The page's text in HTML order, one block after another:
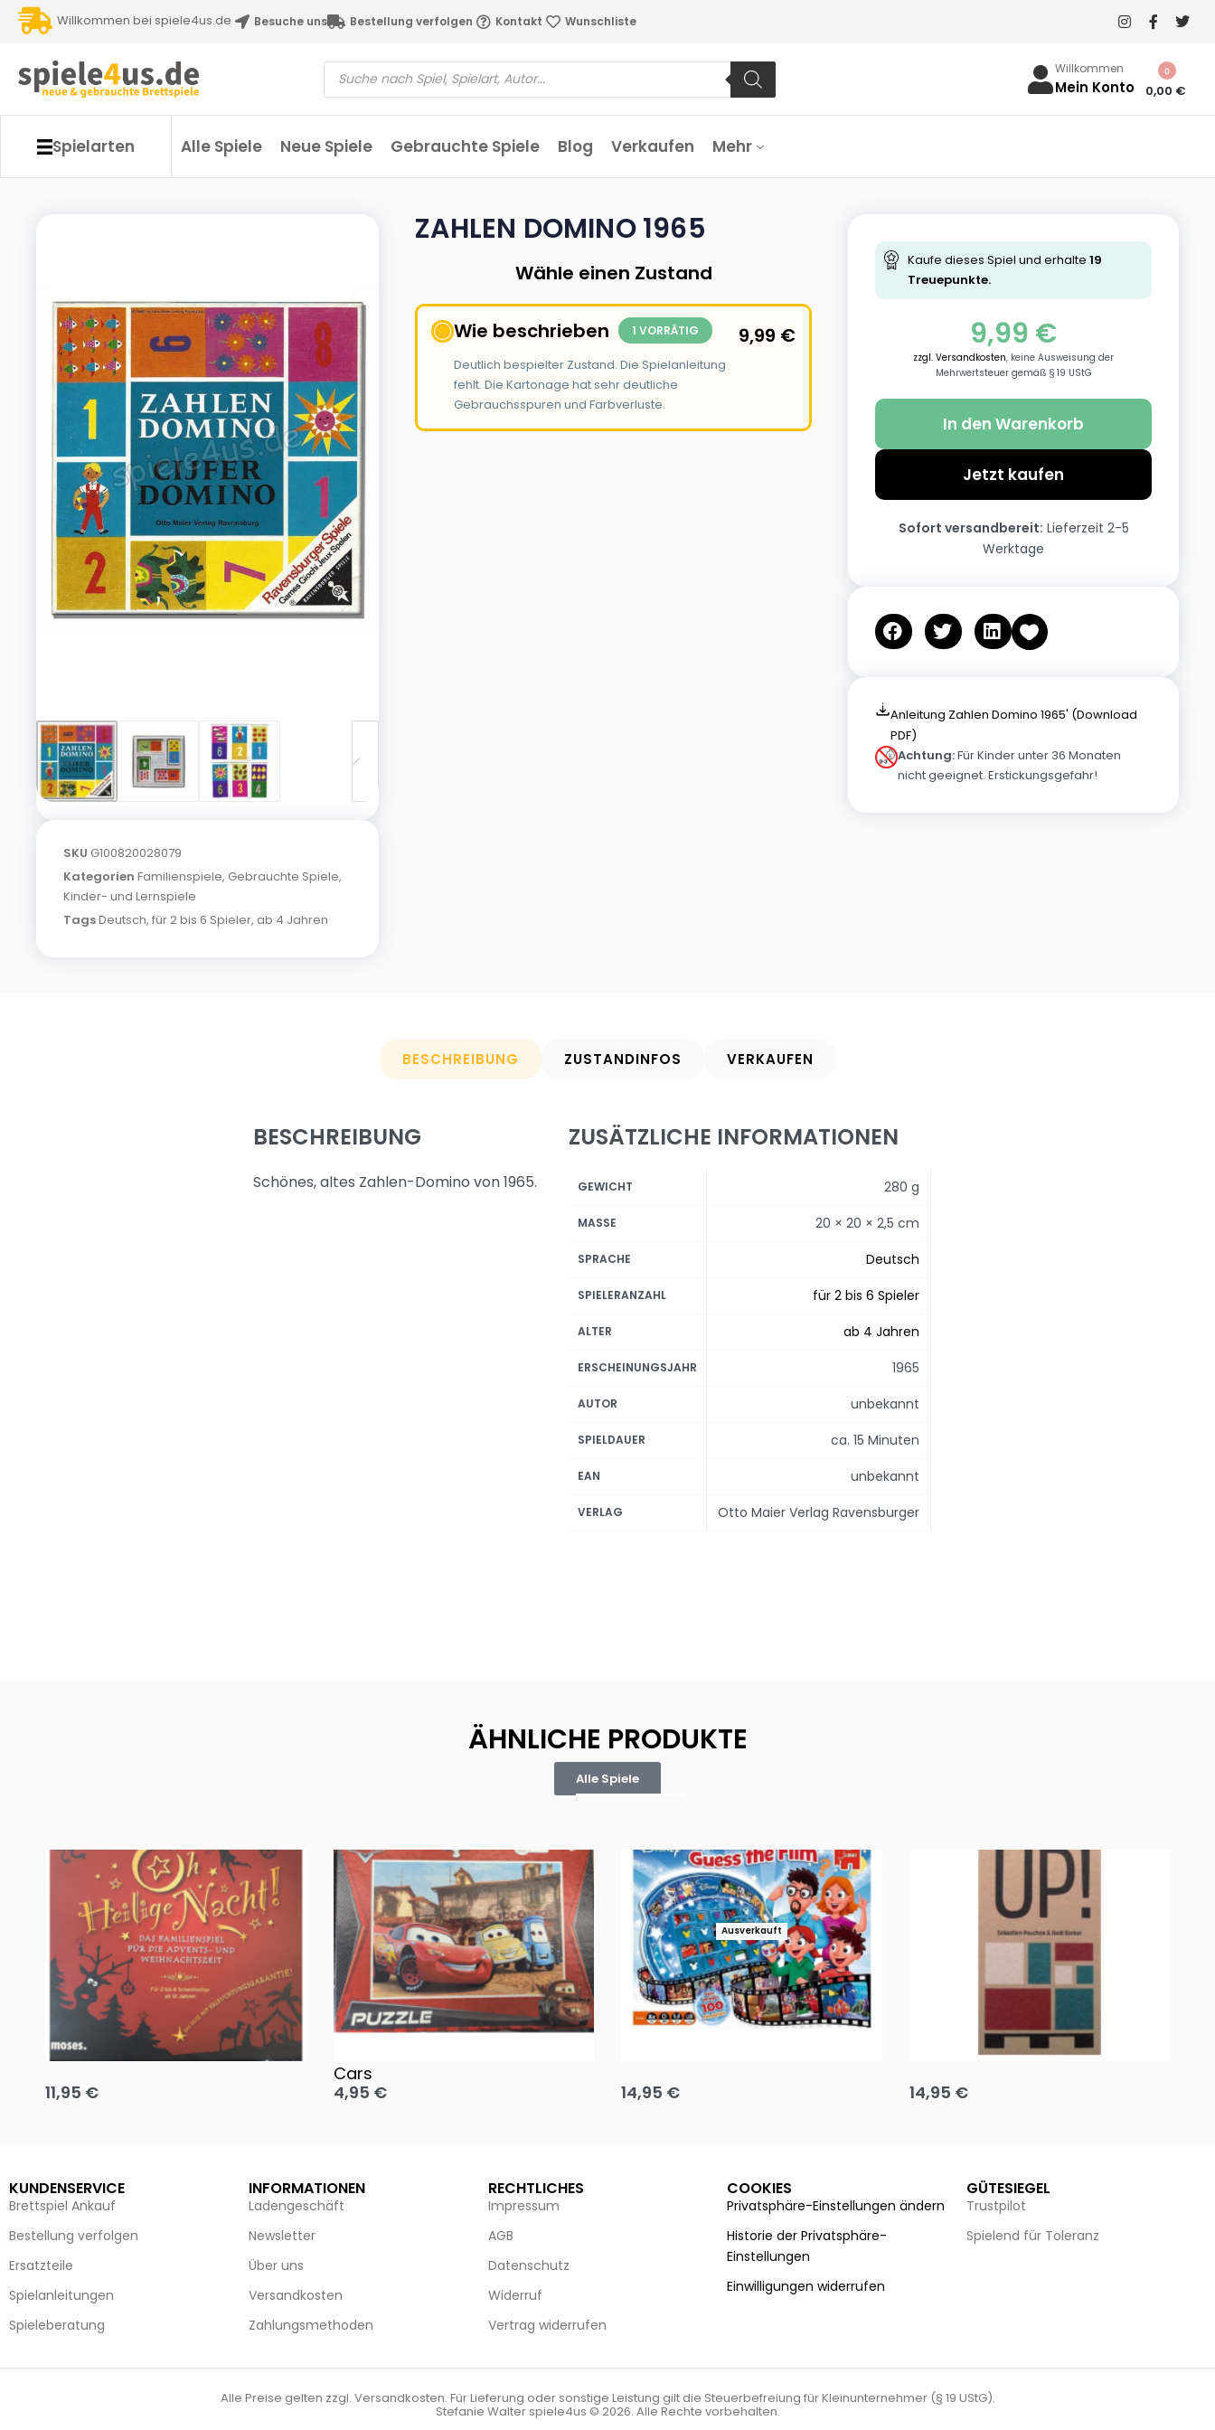
Willkommen bei spiele4us.de Besuche uns Bestellung verfolgen Kontakt Wunschliste
Willkommen
Mein Konto 0,00 €
0
Spielarten Alle Spiele Neue Spiele Gebrauchte Spiele Blog Verkaufen Mehr
SKU G100820028079
Kategorien Familienspiele, Gebrauchte Spiele,
Kinder- und Lernspiele
TagsDeutsch, für 2 bis 6 Spieler, ab 4 Jahren
ZAHLEN DOMINO 1965
Wähle einen Zustand
Wie beschrieben 1 VORRÄTIG
Deutlich bespielter Zustand. Die Spielanleitung
fehlt. Die Kartonage hat sehr deutliche
Gebrauchsspuren und Farbverluste.
9,99 €
Kaufe dieses Spiel und erhalte19
Treuepunkte.
9,99 €
zzgl. Versandkosten, keine Ausweisung der
Mehrwertsteuer gemäß § 19 UStG
In den Warenkorb
Jetzt kaufen
Sofort versandbereit: Lieferzeit 2-5
Werktage
Anleitung Zahlen Domino 1965' (Download
PDF)
Achtung:Für Kinder unter 36 Monaten
nicht geeignet. Erstickungsgefahr!
BESCHREIBUNG ZUSTANDINFOS VERKAUFEN
BESCHREIBUNG
Schönes, altes Zahlen-Domino von 1965.
ZUSÄTZLICHE INFORMATIONEN
GEWICHT 280 g
MASSE 20 × 20 × 2,5 cm
SPRACHE Deutsch
SPIELERANZAHL für 2 bis 6 Spieler
ALTER ab 4 Jahren
ERSCHEINUNGSJAHR 1965
AUTOR unbekannt
SPIELDAUER ca. 15 Minuten
EAN unbekannt
VERLAG Otto Maier Verlag Ravensburger
ÄHNLICHE PRODUKTE
Alle Spiele
Oh, heilige Nacht!
11,95 €
Cars
4,95 €
Ausverkauft
14,95 €
Team up
14,95 €
KUNDENSERVICE
Brettspiel Ankauf
Bestellung verfolgen
Ersatzteile
Spielanleitungen
Spieleberatung
INFORMATIONEN
Ladengeschäft
Newsletter
Über uns
Versandkosten
Zahlungsmethoden
RECHTLICHES
Impressum
AGB
Datenschutz
Widerruf
Vertrag widerrufen
COOKIES
Privatsphäre-Einstellungen ändern
Historie der Privatsphäre-
Einstellungen
Einwilligungen widerrufen
GÜTESIEGEL
Trustpilot
Spielend für Toleranz
Alle Preise gelten zzgl. Versandkosten. Für Lieferung oder sonstige Leistung gilt die Steuerbefreiung für Kleinunternehmer (§ 19 UStG).
Stefanie Walter spiele4us © 2026. Alle Rechte vorbehalten.